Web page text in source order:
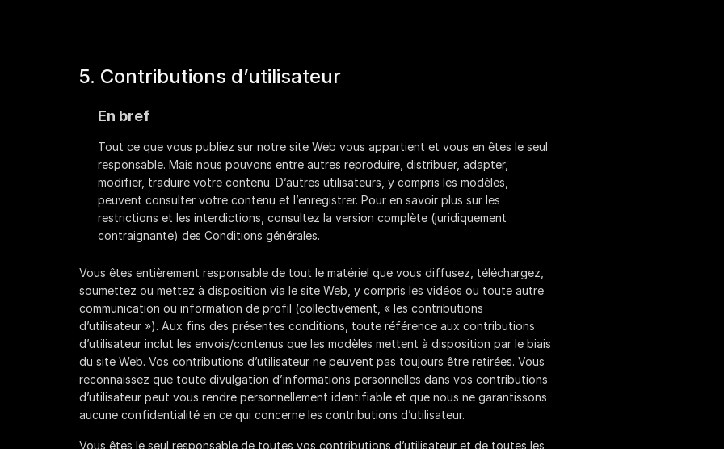
5. Contributions d’utilisateur
En bref
Tout ce que vous publiez sur notre site Web vous appartient et vous en êtes le seul
responsable. Mais nous pouvons entre autres reproduire, distribuer, adapter,
modifier, traduire votre contenu. D’autres utilisateurs, y compris les modèles,
peuvent consulter votre contenu et l’enregistrer. Pour en savoir plus sur les
restrictions et les interdictions, consultez la version complète (juridiquement
contraignante) des Conditions générales.
Vous êtes entièrement responsable de tout le matériel que vous diffusez, téléchargez,
soumettez ou mettez à disposition via le site Web, y compris les vidéos ou toute autre
communication ou information de profil (collectivement, « les contributions
d’utilisateur »). Aux fins des présentes conditions, toute référence aux contributions
d’utilisateur inclut les envois/contenus que les modèles mettent à disposition par le biais
du site Web. Vos contributions d’utilisateur ne peuvent pas toujours être retirées. Vous
reconnaissez que toute divulgation d’informations personnelles dans vos contributions
d’utilisateur peut vous rendre personnellement identifiable et que nous ne garantissons
aucune confidentialité en ce qui concerne les contributions d’utilisateur.
Vous êtes le seul responsable de toutes vos contributions d’utilisateur et de toutes les